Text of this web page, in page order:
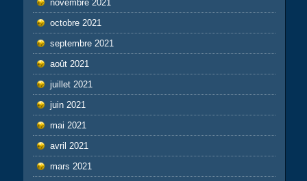
novembre 2021
octobre 2021
septembre 2021
août 2021
juillet 2021
juin 2021
mai 2021
avril 2021
mars 2021